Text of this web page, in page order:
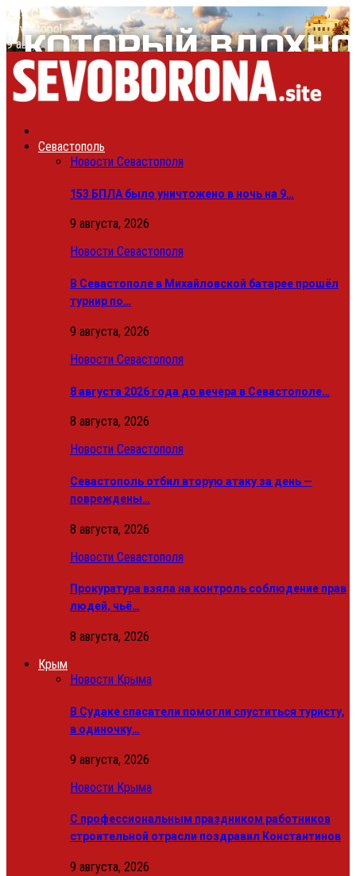
24.4 C
Sevastopol
9 августа, 2026
Севастополь
Новости Севастополя
153 БПЛА было уничтожено в ночь на 9…
9 августа, 2026
Новости Севастополя
В Севастополе в Михайловской батарее прошёл
турнир по…
9 августа, 2026
Новости Севастополя
8 августа 2026 года до вечера в Севастополе…
8 августа, 2026
Новости Севастополя
Севастополь отбил вторую атаку за день —
повреждены…
8 августа, 2026
Новости Севастополя
Прокуратура взяла на контроль соблюдение прав
людей, чьё…
8 августа, 2026
Крым
Новости Крыма
В Судаке спасатели помогли спуститься туристу,
в одиночку…
9 августа, 2026
Новости Крыма
С профессиональным праздником работников
строительной отрасли поздравил Константинов
9 августа, 2026